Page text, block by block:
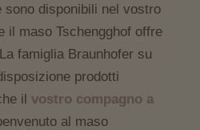
sono disponibili nel vostro
il maso Tschengghof offre
famiglia Braunhofer su
prodotti
il vostro compagno a
al maso